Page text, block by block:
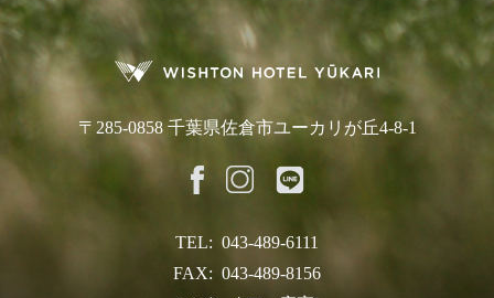
〒285-0858 千葉県佐倉市ユーカリが丘4-8-1
TEL: 043-489-6111
FAX: 043-489-8156